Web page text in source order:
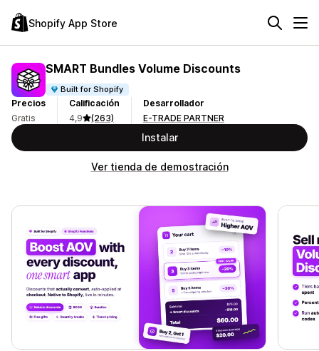
Shopify App Store
SMART Bundles Volume Discounts
Built for Shopify
Precios
Gratis
Calificación
4,9
(263)
Desarrollador
E-TRADE PARTNER
Instalar
Ver tienda de demostración